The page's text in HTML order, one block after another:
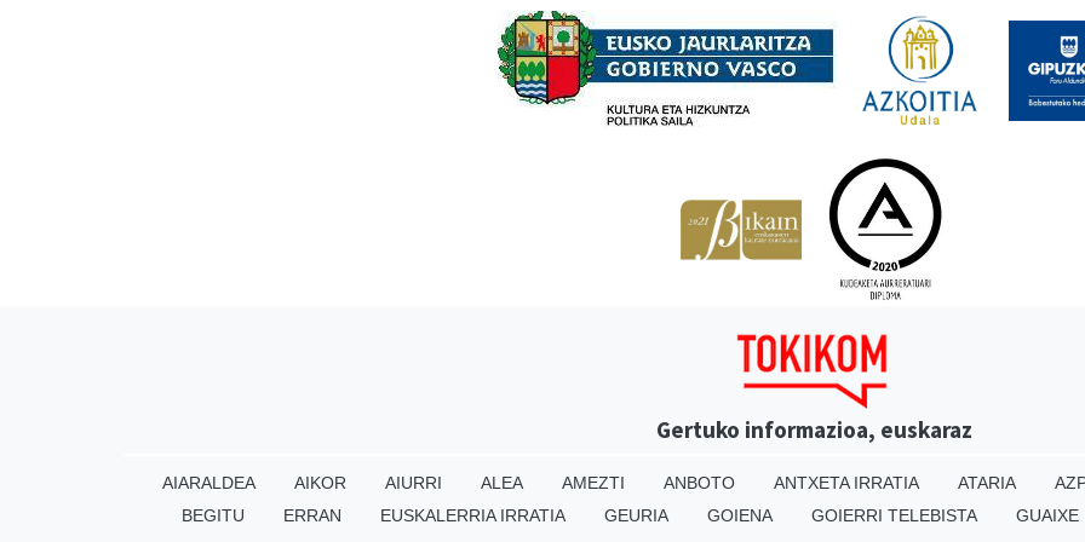
Gertuko informazioa, euskaraz
AIARALDEA AIKOR AIURRI ALEA AMEZTI ANBOTO ANTXETA IRRATIA ATARIA
BEGITU
ERRAN EUSKALERRIA IRRATIA GEURIA GOIENA GOIERRI TELEBISTA
GUAIXE